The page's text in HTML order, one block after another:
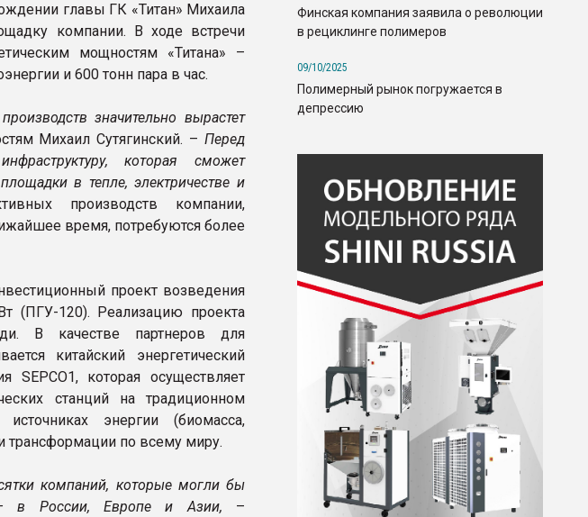
главы ГК «Титан» Михаила
компании. В ходе встречи
мощностям «Титана» –
и 600 тонн пара в час.
значительно вырастет
Михаил Сутягинский. – Перед
которая сможет
в тепле, электричестве и
производств компании,
время, потребуются более
проект возведения
(ПГУ-120). Реализацию проекта
В качестве партнеров для
китайский энергетический
SEPСO1, которая осуществляет
станций на традиционном
энергии (биомасса,
трансформации по всему миру.
компаний, которые могли бы
– в России, Европе и Азии, –
Финская компания заявила о революции
в рециклинге полимеров
09/10/2025
Полимерный рынок погружается в
депрессию